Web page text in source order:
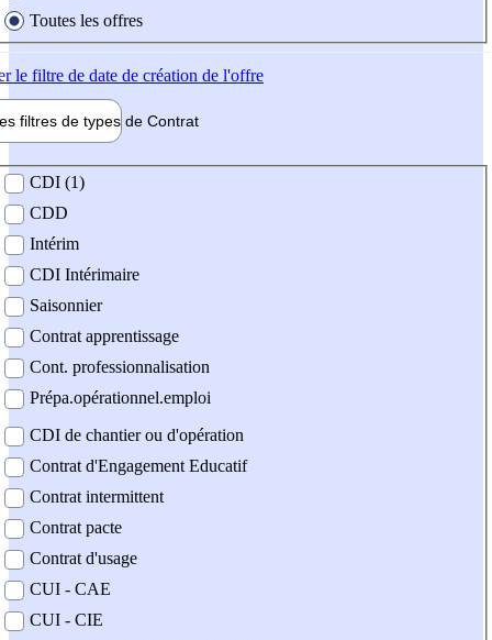
Toutes les offres
le filtre de date de création de l'offre
filtres de types de Contrat
contrat
CDI (1)
CDD
Intérim
CDI Intérimaire
Saisonnier
Contrat apprentissage
Cont. professionnalisation
Prépa.opérationnel.emploi
CDI de chantier ou d'opération
Contrat d'Engagement Educatif
Contrat intermittent
Contrat pacte
Contrat d'usage
CUI - CAE
CUI - CIE